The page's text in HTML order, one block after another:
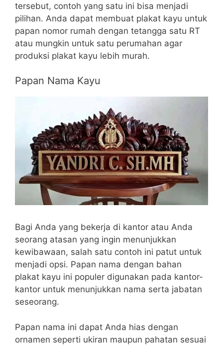
tersebut, contoh yang satu ini bisa menjadi
pilihan. Anda dapat membuat plakat kayu untuk
papan nomor rumah dengan tetangga satu RT
atau mungkin untuk satu perumahan agar
produksi plakat kayu lebih murah.
Papan Nama Kayu
Bagi Anda yang bekerja di kantor atau Anda
seorang atasan yang ingin menunjukkan
kewibawaan, salah satu contoh ini patut untuk
menjadi opsi. Papan nama dengan bahan
plakat kayu ini populer digunakan pada kantor-
kantor untuk menunjukkan nama serta jabatan
seseorang.
Papan nama ini dapat Anda hias dengan
ornamen seperti ukiran maupun pahatan sesuai